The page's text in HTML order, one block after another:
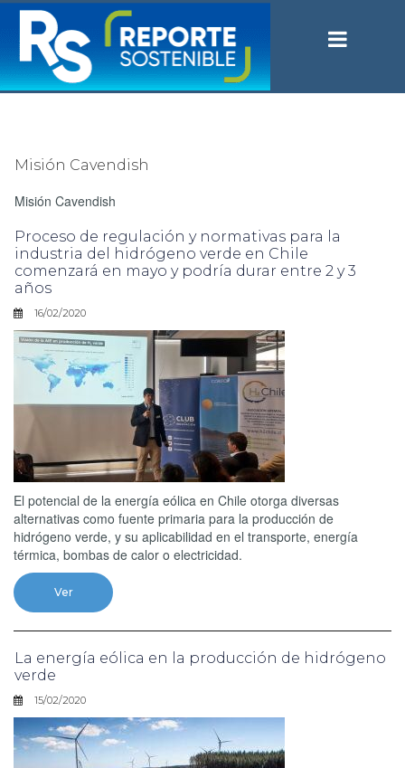
Misión Cavendish
Misión Cavendish
Proceso de regulación y normativas para la
industria del hidrógeno verde en Chile
comenzará en mayo y podría durar entre 2 y 3
años
16/02/2020
El potencial de la energía eólica en Chile otorga diversas
alternativas como fuente primaria para la producción de
hidrógeno verde, y su aplicabilidad en el transporte, energía
térmica, bombas de calor o electricidad.
Ver
La energía eólica en la producción de hidrógeno
verde
15/02/2020